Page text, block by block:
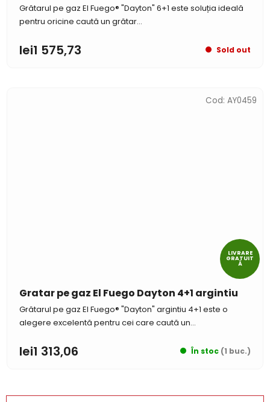
Sold out
lei1 575,73
Grătarul pe gaz El Fuego® "Dayton" 6+1 este soluția ideală
pentru oricine caută un grătar...
LIVRARE
GRATUIT
Ă
Gratar pe gaz El Fuego Dayton 4+1 argintiu
În stoc (1 buc.)
lei1 313,06
Grătarul pe gaz El Fuego® "Dayton" argintiu 4+1 este o
alegere excelentă pentru cei care caută un...
Cod: AY0459